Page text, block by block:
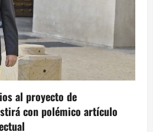
al proyecto de
con polémico artículo